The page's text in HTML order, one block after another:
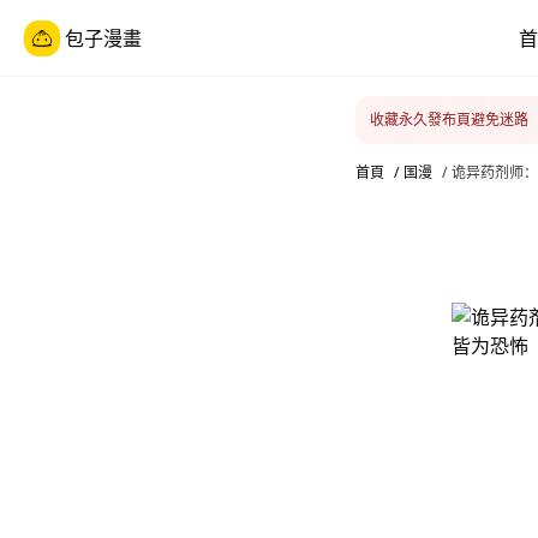
包子漫畫
收藏永久發布頁避免迷路
首頁 / 国漫 / 诡异药剂师